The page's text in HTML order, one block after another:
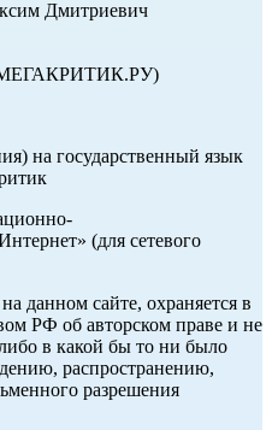
Дмитриевич
на государственный язык
(для сетевого
данном сайте, охраняется в
РФ об авторском праве и не
в какой бы то ни было
распространению,
разрешения